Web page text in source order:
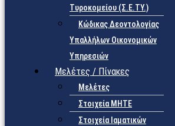
Τυροκομείου (Σ.Ε.TY.)
Κώδικας Δεοντολογίας
Υπαλλήλων Οικονομικών
Υπηρεσιών
Μελέτες / Πίνακες
Μελέτες
Στοιχεία ΜΗΤΕ
Στοιχεία Ιαματικών